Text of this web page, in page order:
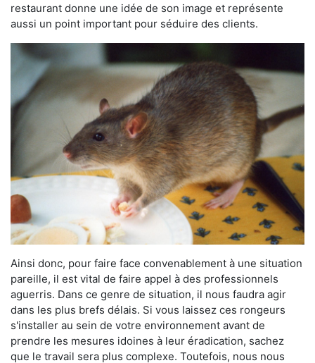
restaurant donne une idée de son image et représente
aussi un point important pour séduire des clients.
Ainsi donc, pour faire face convenablement à une situation
pareille, il est vital de faire appel à des professionnels
aguerris. Dans ce genre de situation, il nous faudra agir
dans les plus brefs délais. Si vous laissez ces rongeurs
s'installer au sein de votre environnement avant de
prendre les mesures idoines à leur éradication, sachez
que le travail sera plus complexe. Toutefois, nous nous